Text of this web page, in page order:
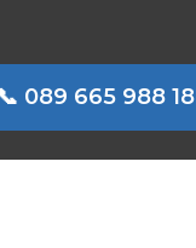
📞 089 665 988 18